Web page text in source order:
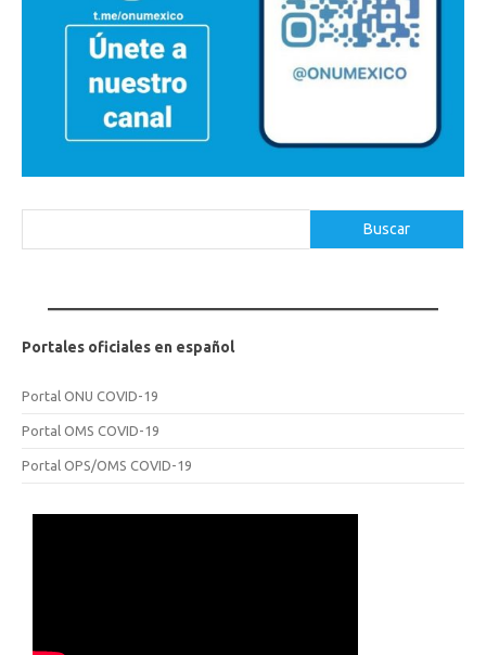
Buscar
Portales oficiales en español
Portal ONU COVID-19
Portal OMS COVID-19
Portal OPS/OMS COVID-19